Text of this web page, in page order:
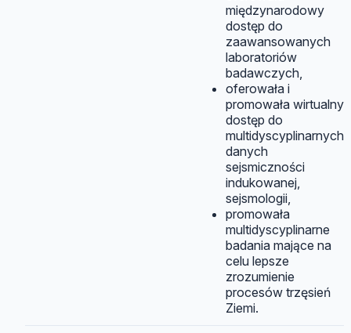
międzynarodowy
dostęp do
zaawansowanych
laboratoriów
badawczych,
oferowała i
promowała wirtualny
dostęp do
multidyscyplinarnych
danych
sejsmiczności
indukowanej,
sejsmologii,
promowała
multidyscyplinarne
badania mające na
celu lepsze
zrozumienie
procesów trzęsień
Ziemi.